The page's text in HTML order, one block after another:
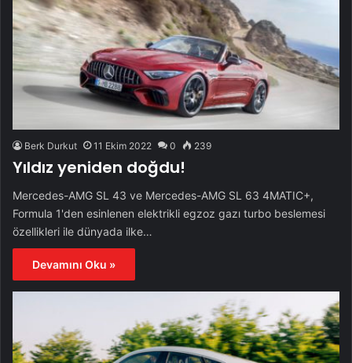
Berk Durkut 11 Ekim 2022 0 239
Yıldız yeniden doğdu!
Mercedes-AMG SL 43 ve Mercedes-AMG SL 63 4MATIC+,
Formula 1'den esinlenen elektrikli egzoz gazı turbo beslemesi
özellikleri ile dünyada ilke…
Devamını Oku »